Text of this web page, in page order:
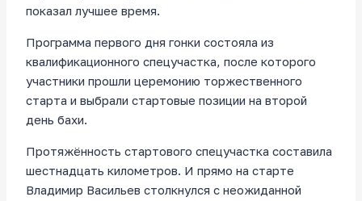
показал лучшее время.
Программа первого дня гонки состояла из
квалификационного спецучастка, после которого
участники прошли церемонию торжественного
старта и выбрали стартовые позиции на второй
день бахи.
Протяжённость стартового спецучастка составила
шестнадцать километров. И прямо на старте
Владимир Васильев столкнулся с неожиданной